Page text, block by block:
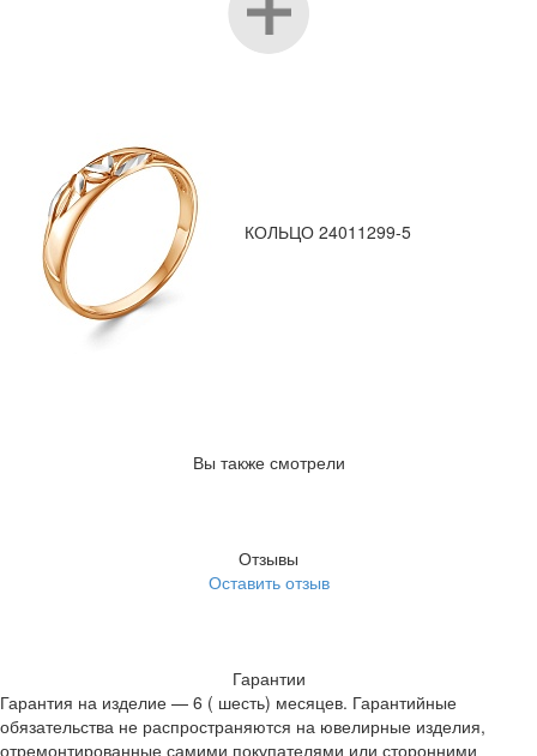
КОЛЬЦО 24011299-5
Вы также смотрели
Отзывы
Оставить отзыв
Гарантии
Гарантия на изделие — 6 ( шесть) месяцев. Гарантийные
обязательства не распространяются на ювелирные изделия,
отремонтированные самими покупателями или сторонними